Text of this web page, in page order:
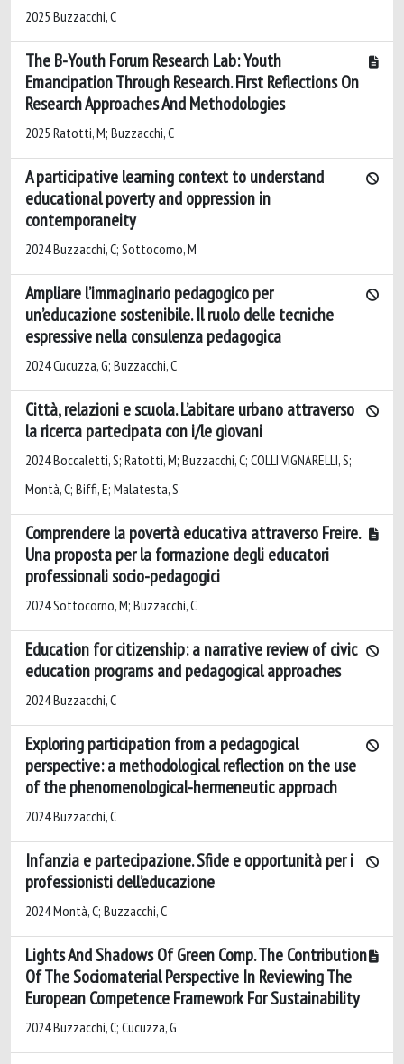
2025 Buzzacchi, C
The B-Youth Forum Research Lab: Youth
Emancipation Through Research. First Reflections On
Research Approaches And Methodologies
2025 Ratotti, M; Buzzacchi, C
A participative learning context to understand
educational poverty and oppression in
contemporaneity
2024 Buzzacchi, C; Sottocorno, M
Ampliare l’immaginario pedagogico per
un’educazione sostenibile. Il ruolo delle tecniche
espressive nella consulenza pedagogica
2024 Cucuzza, G; Buzzacchi, C
Città, relazioni e scuola. L’abitare urbano attraverso
la ricerca partecipata con i/le giovani
2024 Boccaletti, S; Ratotti, M; Buzzacchi, C; COLLI VIGNARELLI, S;
Montà, C; Biffi, E; Malatesta, S
Comprendere la povertà educativa attraverso Freire.
Una proposta per la formazione degli educatori
professionali socio-pedagogici
2024 Sottocorno, M; Buzzacchi, C
Education for citizenship: a narrative review of civic
education programs and pedagogical approaches
2024 Buzzacchi, C
Exploring participation from a pedagogical
perspective: a methodological reflection on the use
of the phenomenological-hermeneutic approach
2024 Buzzacchi, C
Infanzia e partecipazione. Sfide e opportunità per i
professionisti dell’educazione
2024 Montà, C; Buzzacchi, C
Lights And Shadows Of Green Comp. The Contribution
Of The Sociomaterial Perspective In Reviewing The
European Competence Framework For Sustainability
2024 Buzzacchi, C; Cucuzza, G